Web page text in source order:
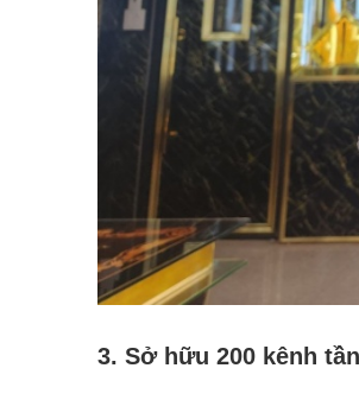
3. Sở hữu 200 kênh